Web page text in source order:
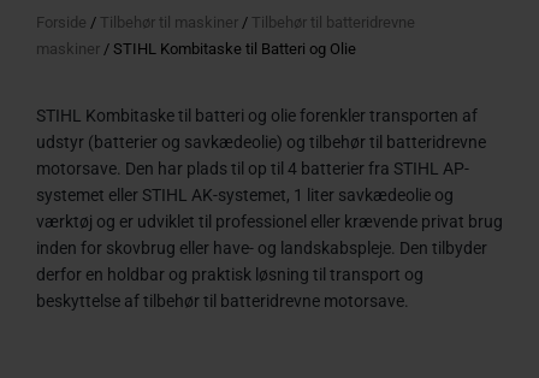
Forside / Tilbehør til maskiner / Tilbehør til batteridrevne
maskiner / STIHL Kombitaske til Batteri og Olie
STIHL Kombitaske til batteri og olie forenkler transporten af
udstyr (batterier og savkædeolie) og tilbehør til batteridrevne
motorsave. Den har plads til op til 4 batterier fra STIHL AP-
systemet eller STIHL AK-systemet, 1 liter savkædeolie og
værktøj og er udviklet til professionel eller krævende privat brug
inden for skovbrug eller have- og landskabspleje. Den tilbyder
derfor en holdbar og praktisk løsning til transport og
beskyttelse af tilbehør til batteridrevne motorsave.